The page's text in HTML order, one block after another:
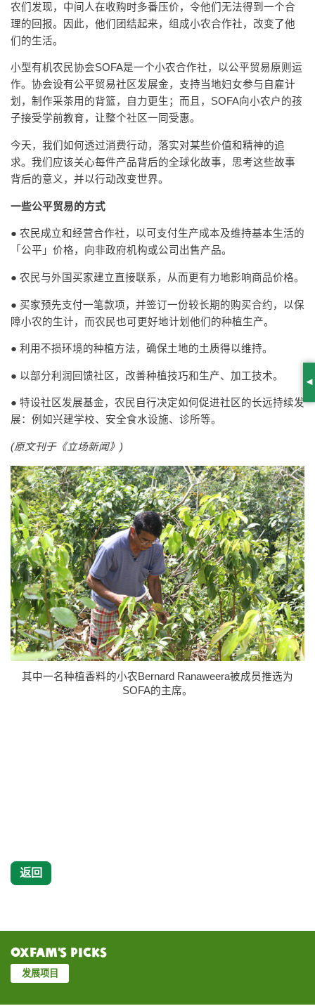
农们发现，中间人在收购时多番压价，令他们无法得到一个合
理的回报。因此，他们团结起来，组成小农合作社，改变了他
们的生活。
小型有机农民协会SOFA是一个小农合作社，以公平贸易原则运
作。协会设有公平贸易社区发展金，支持当地妇女参与自雇计
划，制作采茶用的背篮，自力更生；而且，SOFA向小农户的孩
子接受学前教育，让整个社区一同受惠。
今天，我们如何透过消费行动，落实对某些价值和精神的追
求。我们应该关心每件产品背后的全球化故事，思考这些故事
背后的意义，并以行动改变世界。
一些公平贸易的方式
● 农民成立和经营合作社，以可支付生产成本及维持基本生活的
「公平」价格，向非政府机构或公司出售产品。
● 农民与外国买家建立直接联系，从而更有力地影响商品价格。
● 买家预先支付一笔款项，并签订一份较长期的购买合约，以保
障小农的生计，而农民也可更好地计划他们的种植生产。
● 利用不损环境的种植方法，确保土地的土质得以维持。
● 以部分利润回馈社区，改善种植技巧和生产、加工技术。
● 特设社区发展基金，农民自行决定如何促进社区的长远持续发
展：例如兴建学校、安全食水设施、诊所等。
(原文刊于《立场新闻》)
其中一名种植香料的小农Bernard Ranaweera被成员推选为
SOFA的主席。
返回
Oxfam’s Picks
发展项目